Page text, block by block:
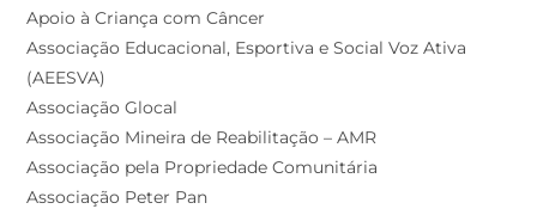
Apoio à Criança com Câncer
Associação Educacional, Esportiva e Social Voz Ativa
(AEESVA)
Associação Glocal
Associação Mineira de Reabilitação – AMR
Associação pela Propriedade Comunitária
Associação Peter Pan